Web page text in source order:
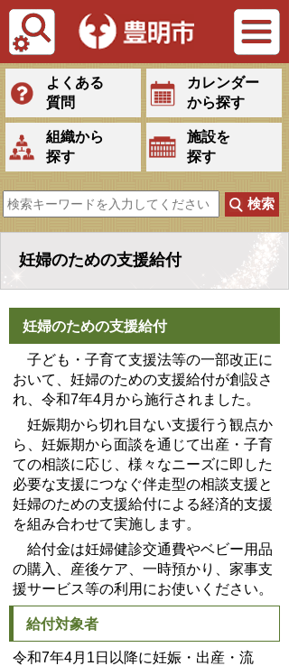
Tiếng Việt
よくある
質問
カレンダー
から探す
組織から
探す
施設を
探す
妊婦のための支援給付
妊婦のための支援給付
子ども・子育て支援法等の一部改正に
おいて、妊婦のための支援給付が創設さ
れ、令和7年4月から施行されました。
妊娠期から切れ目ない支援行う観点か
ら、妊娠期から面談を通じて出産・子育
ての相談に応じ、様々なニーズに即した
必要な支援につなぐ伴走型の相談支援と
妊婦のための支援給付による経済的支援
を組み合わせて実施します。
給付金は妊婦健診交通費やベビー用品
の購入、産後ケア、一時預かり、家事支
援サービス等の利用にお使いください。
給付対象者
令和7年4月 1 日以降に妊娠・出産・流